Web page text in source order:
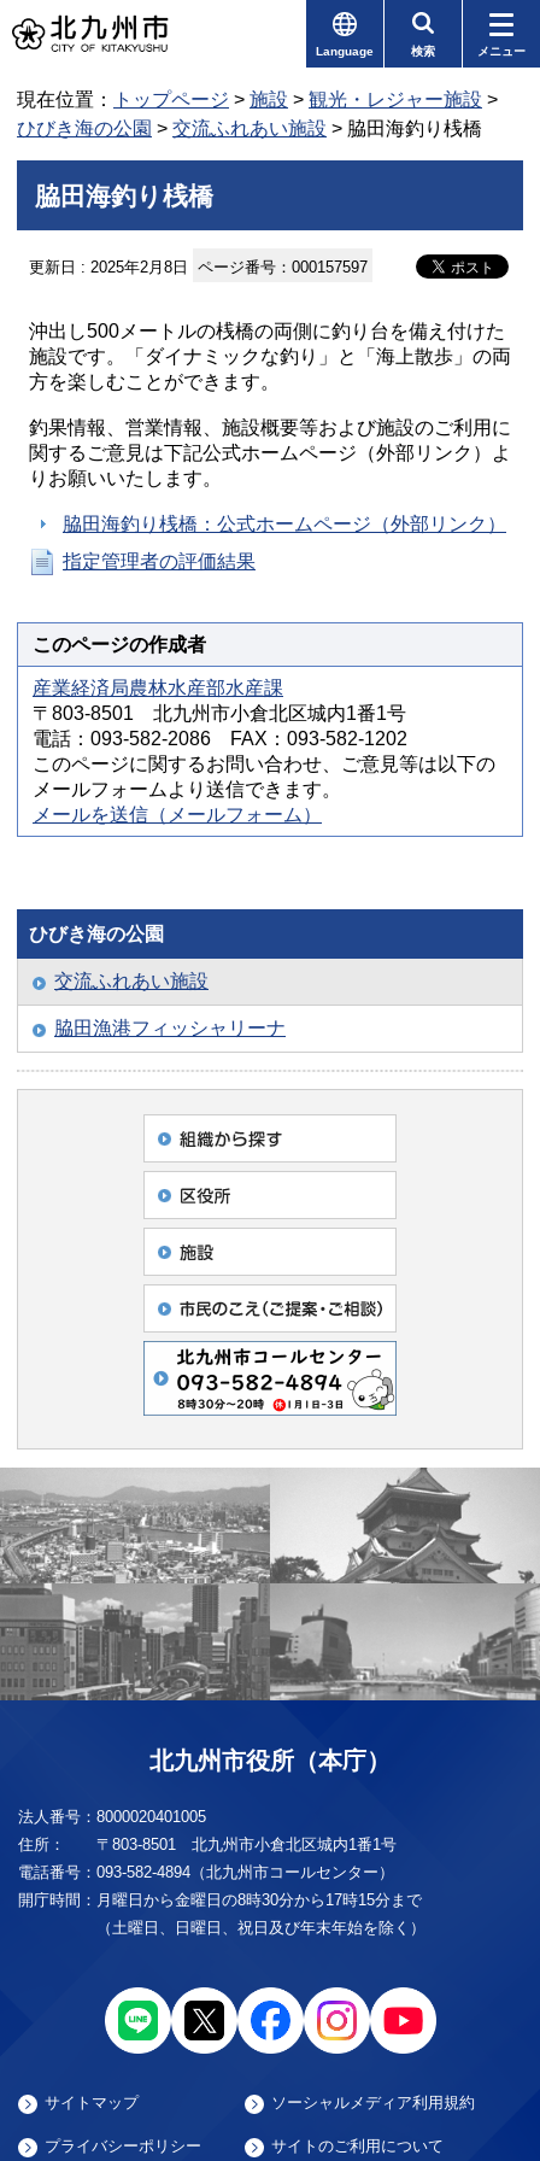
Language 検索 メニュー
現在位置： トップページ > 施設 > 観光・レジャー施設 >
ひびき海の公園 > 交流ふれあい施設 > 脇田海釣り桟橋
脇田海釣り桟橋
更新日 : 2025年2月8日 ページ番号：000157597
沖出し500メートルの桟橋の両側に釣り台を備え付けた
施設です。「ダイナミックな釣り」と「海上散歩」の両
方を楽しむことができます。
釣果情報、営業情報、施設概要等および施設のご利用に
関するご意見は下記公式ホームページ（外部リンク）よ
りお願いいたします。
脇田海釣り桟橋：公式ホームページ（外部リンク）
指定管理者の評価結果
このページの作成者
産業経済局農林水産部水産課
〒803-8501 北九州市小倉北区城内1番1号
電話：093-582-2086 FAX：093-582-1202
このページに関するお問い合わせ、ご意見等は以下の
メールフォームより送信できます。
メールを送信（メールフォーム）
ひびき海の公園
交流ふれあい施設
脇田漁港フィッシャリーナ
北九州市役所（本庁）
法人番号： 8000020401005
住所：
〒803-8501 北九州市小倉北区城内1番1号
電話番号： 093-582-4894（北九州市コールセンター）
開庁時間： 月曜日から金曜日の8時30分から17時15分まで
（土曜日、日曜日、祝日及び年末年始を除く）
サイトマップ ソーシャルメディア利用規約
プライバシーポリシー サイトのご利用について